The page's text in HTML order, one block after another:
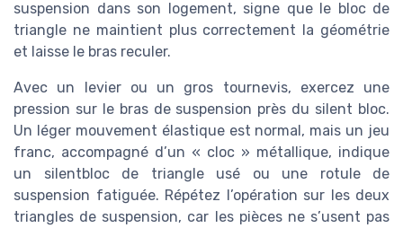
suspension dans son logement, signe que le bloc de
triangle ne maintient plus correctement la géométrie
et laisse le bras reculer.
Avec un levier ou un gros tournevis, exercez une
pression sur le bras de suspension près du silent bloc.
Un léger mouvement élastique est normal, mais un jeu
franc, accompagné d’un « cloc » métallique, indique
un silentbloc de triangle usé ou une rotule de
suspension fatiguée. Répétez l’opération sur les deux
triangles de suspension, car les pièces ne s’usent pas